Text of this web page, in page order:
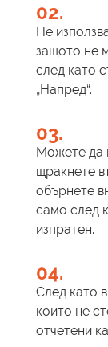
02.
Не
защото не
след като
„Напред“.
03.
Можете да
щракнете
обърнете
само след
изпратен.
04.
След като
които не
отчетени